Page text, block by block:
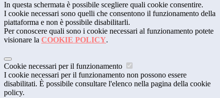
In questa schermata è possibile scegliere quali cookie consentire.
I cookie necessari sono quelli che consentono il funzionamento della
piattaforma e non è possibile disabilitarli.
Per conoscere quali sono i cookie necessari al funzionamento potete
visionare la COOKIE POLICY.
Cookie necessari per il funzionamento
I cookie necessari per il funzionamento non possono essere
disabilitati. È possibile consultare l'elenco nella pagina della cookie
policy.